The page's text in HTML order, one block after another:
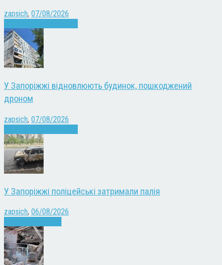
zapsich, 07/08/2026
У Запоріжжі відновлюють будинок, пошкоджений
дроном
zapsich, 07/08/2026
У Запоріжжі поліцейські затримали палія
zapsich, 06/08/2026